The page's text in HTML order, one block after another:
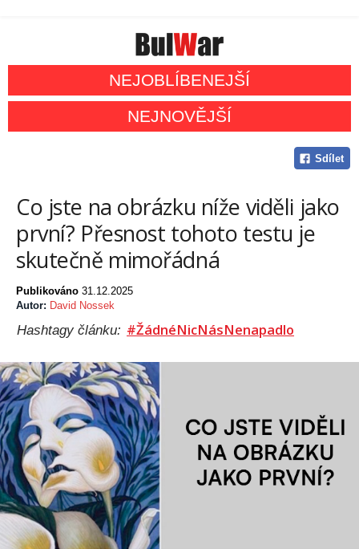
NEJOBLÍBENEJŠÍ
NEJNOVĚJŠÍ
Sdílet
Co jste na obrázku níže viděli jako
první? Přesnost tohoto testu je
skutečně mimořádná
Publikováno 31.12.2025
Autor: David Nossek
Hashtagy článku: #ŽádnéNicNásNenapadlo